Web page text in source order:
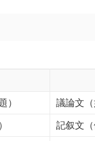
）
議論文（
記叙文（